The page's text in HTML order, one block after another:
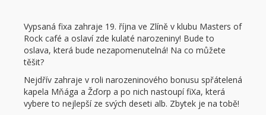
Vypsaná fixa zahraje 19. října ve Zlíně v klubu Masters of
Rock café a oslaví zde kulaté narozeniny! Bude to
oslava, která bude nezapomenutelná! Na co můžete
těšit?
Nejdřív zahraje v roli narozeninového bonusu spřátelená
kapela Mňága a Žďorp a po nich nastoupí fiXa, která
vybere to nejlepší ze svých deseti alb. Zbytek je na tobě!